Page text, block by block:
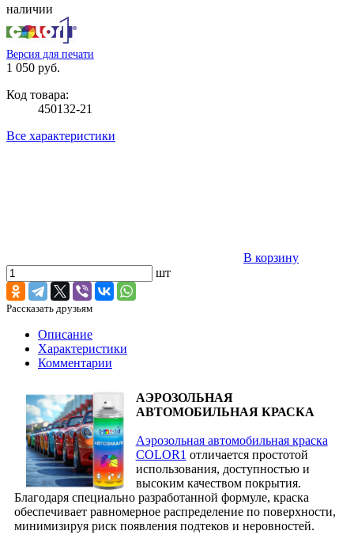
наличии
Версия для печати
1 050 руб.
Код товара:
450132-21
Все характеристики
В корзину
шт
Рассказать друзьям
Описание
Характеристики
Комментарии
АЭРОЗОЛЬНАЯ
АВТОМОБИЛЬНАЯ КРАСКА
Аэрозольная автомобильная краска
COLOR1 отличается простотой
использования, доступностью и
высоким качеством покрытия.
Благодаря специально разработанной формуле, краска
обеспечивает равномерное распределение по поверхности,
минимизируя риск появления подтеков и неровностей.